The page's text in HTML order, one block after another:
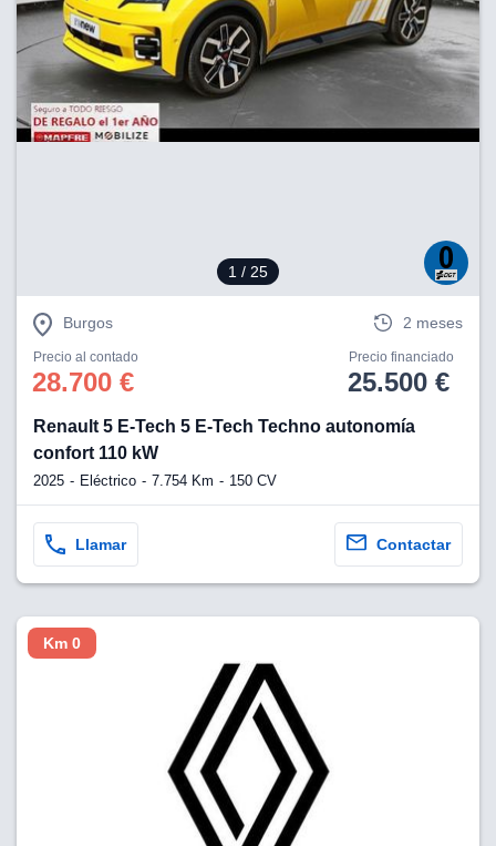
1 / 25
Burgos 2 meses
Precio al contado
28.700 €
Precio financiado
25.500 €
Renault 5 E-Tech 5 E-Tech Techno autonomía
confort 110 kW
2025 Eléctrico 7.754 Km 150 CV
Llamar Contactar
Km 0